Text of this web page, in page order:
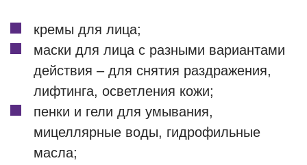
кремы для лица;
маски для лица с разными вариантами
действия – для снятия раздражения,
лифтинга, осветления кожи;
пенки и гели для умывания,
мицеллярные воды, гидрофильные
масла;